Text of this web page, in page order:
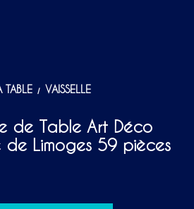
TABLE / VAISSELLE
de Table Art Déco
de Limoges 59 pièces